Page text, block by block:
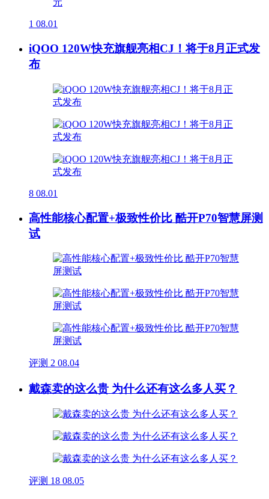
1 08.01
iQOO 120W快充旗舰亮相CJ！将于8月正式发
布
8 08.01
高性能核心配置+极致性价比 酷开P70智慧屏测
试
评测 2 08.04
戴森卖的这么贵 为什么还有这么多人买？
评测 18 08.05